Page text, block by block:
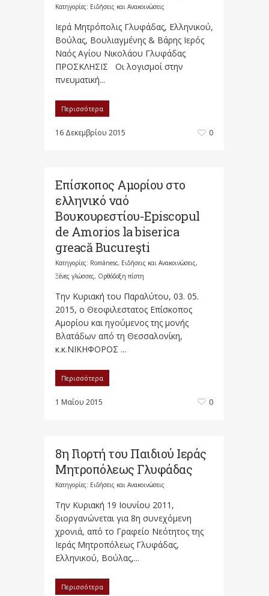
Κατηγορίες: Ειδήσεις και Ανακοινώσεις
Ιερά Μητρόπολις Γλυφάδας, Ελληνικού,
Βούλας, Βουλιαγμένης & Βάρης Ιερός
Ναός Αγίου Νικολάου Γλυφάδας
ΠΡΟΣΚΛΗΣΙΣ Οι λογισμοί στην
πνευματική...
Περισσότερα
16 Δεκεμβρίου 2015 0
Επίσκοπος Αμορίου στο
ελληνικό ναό
Βουκουρεστίου-Episcopul
de Amorios la biserica
greacă Bucureşti
Κατηγορίες: Românesc, Ειδήσεις και Ανακοινώσεις,
Ξένες γλώσσες, Ορθόδοξη πίστη
Την Κυριακή του Παραλύτου, 03. 05.
2015, ο Θεοφιλεστατος Επίσκοπος
Αμορίου και ηγούμενος της μονής
Βλατάδων από τη Θεσσαλονίκη,
κ.κ.ΝΙΚΗΦΟΡΟΣ ...
Περισσότερα
1 Μαΐου 2015 0
8η Γιορτή του Παιδιού Ιεράς
Μητροπόλεως Γλυφάδας
Κατηγορίες: Ειδήσεις και Ανακοινώσεις
Την Κυριακή 19 Ιουνίου 2011,
διοργανώνεται για 8η συνεχόμενη
χρονιά, από το Γραφείο Νεότητος της
Ιεράς Μητροπόλεως Γλυφάδας,
Ελληνικού, Βούλας,...
Περισσότερα